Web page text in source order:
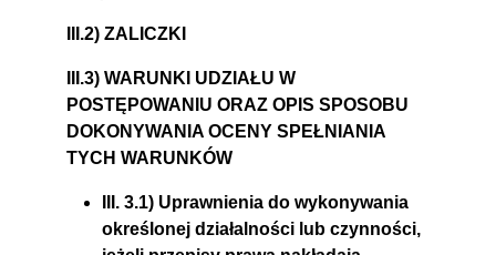
III.2) ZALICZKI
III.3) WARUNKI UDZIAŁU W
POSTĘPOWANIU ORAZ OPIS SPOSOBU
DOKONYWANIA OCENY SPEŁNIANIA
TYCH WARUNKÓW
III. 3.1) Uprawnienia do wykonywania
określonej działalności lub czynności,